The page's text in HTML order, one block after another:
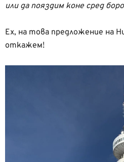
или да пояздим коне сред
Ех, на това предложение на
откажем!